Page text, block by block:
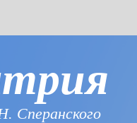
Сперанского